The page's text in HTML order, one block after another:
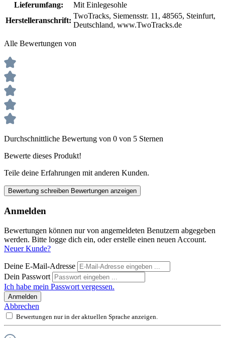
Lieferumfang:
Mit Einlegesohle
Herstelleranschrift:
TwoTracks, Siemensstr. 11, 48565, Steinfurt,
Deutschland, www.TwoTracks.de
Alle Bewertungen von
Durchschnittliche Bewertung von 0 von 5 Sternen
Bewerte dieses Produkt!
Teile deine Erfahrungen mit anderen Kunden.
Bewertung schreiben Bewertungen anzeigen
Anmelden
Bewertungen können nur von angemeldeten Benutzern abgegeben
werden. Bitte logge dich ein, oder erstelle einen neuen Account.
Neuer Kunde?
Deine E-Mail-Adresse
Dein Passwort
Ich habe mein Passwort vergessen.
Anmelden
Abbrechen
Bewertungen nur in der aktuellen Sprache anzeigen.